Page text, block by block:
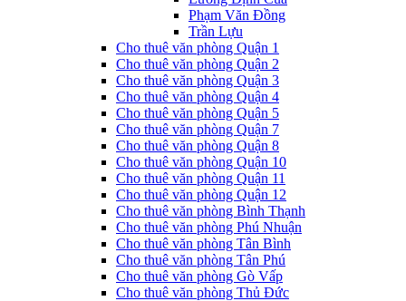
Phạm Văn Đồng
Trần Lựu
Cho thuê văn phòng Quận 1
Cho thuê văn phòng Quận 2
Cho thuê văn phòng Quận 3
Cho thuê văn phòng Quận 4
Cho thuê văn phòng Quận 5
Cho thuê văn phòng Quận 7
Cho thuê văn phòng Quận 8
Cho thuê văn phòng Quận 10
Cho thuê văn phòng Quận 11
Cho thuê văn phòng Quận 12
Cho thuê văn phòng Bình Thạnh
Cho thuê văn phòng Phú Nhuận
Cho thuê văn phòng Tân Bình
Cho thuê văn phòng Tân Phú
Cho thuê văn phòng Gò Vấp
Cho thuê văn phòng Thủ Đức